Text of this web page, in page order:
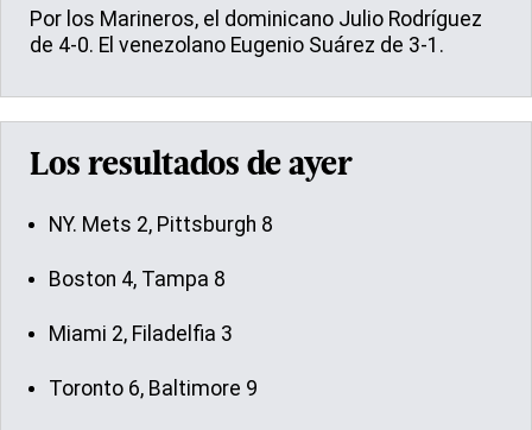
Por los Marineros, el dominicano Julio Rodríguez
de 4-0. El venezolano Eugenio Suárez de 3-1.
Los resultados de ayer
NY. Mets 2, Pittsburgh 8
Boston 4, Tampa 8
Miami 2, Filadelfia 3
Toronto 6, Baltimore 9